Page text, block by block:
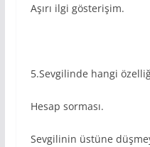
Aşırı ilgi gösterişim.
5.Sevgilinde hangi
Hesap sorması.
Sevgilinin üstüne